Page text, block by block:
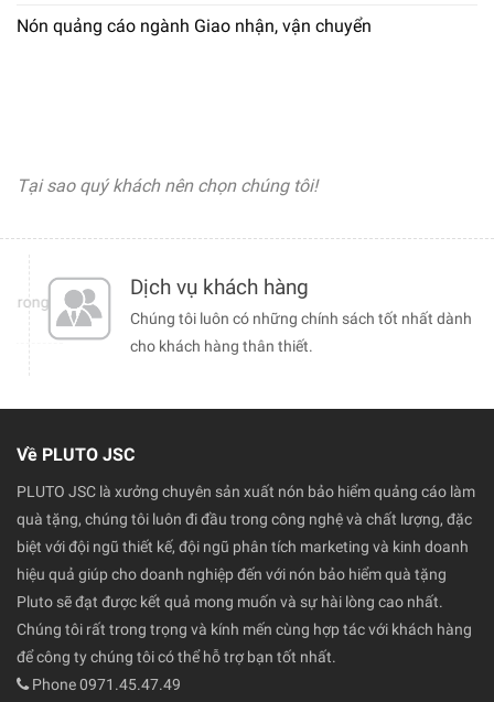
Nón quảng cáo ngành Giao nhận, vận chuyển
Tại sao quý khách nên chọn chúng tôi!
Dịch vụ khách hàng
Chúng tôi luôn có những chính sách tốt nhất dành
cho khách hàng thân thiết.
Về PLUTO JSC
PLUTO JSC là xưởng chuyên sản xuất nón bảo hiểm quảng cáo làm
quà tặng, chúng tôi luôn đi đầu trong công nghệ và chất lượng, đặc
biệt với đội ngũ thiết kế, đội ngũ phân tích marketing và kinh doanh
hiệu quả giúp cho doanh nghiệp đến với nón bảo hiểm quà tặng
Pluto sẽ đạt được kết quả mong muốn và sự hài lòng cao nhất.
Chúng tôi rất trong trọng và kính mến cùng hợp tác với khách hàng
để công ty chúng tôi có thể hỗ trợ bạn tốt nhất.
Phone 0971.45.47.49